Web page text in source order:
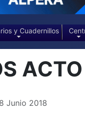
y Cuadernillos
Junio 2018